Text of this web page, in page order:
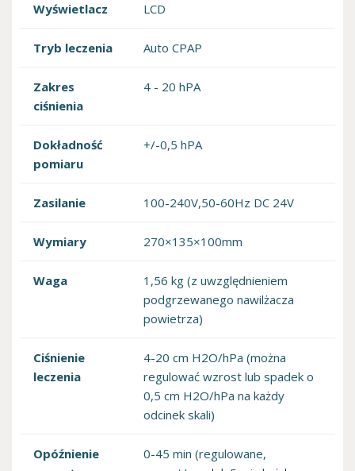
Wyświetlacz LCD
Tryb leczenia Auto CPAP
Zakres
ciśnienia
4 - 20 hPA
Dokładność
pomiaru
+/-0,5 hPA
Zasilanie 100-240V,50-60Hz DC 24V
Wymiary 270×135×100mm
Waga
1,56 kg (z uwzględnieniem
podgrzewanego nawilżacza
powietrza)
Ciśnienie
leczenia
4-20 cm H2O/hPa (można
regulować wzrost lub spadek o
0,5 cm H2O/hPa na każdy
odcinek skali)
Opóźnienie
0-45 min (regulowane,